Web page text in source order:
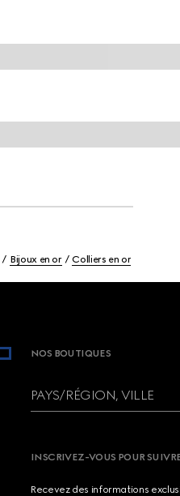
Bijoux en or Colliers en or
NOS BOUTIQUES
PAYS/RÉGION, VILLE
INSCRIVEZ-VOUS POUR
Recevez des informations